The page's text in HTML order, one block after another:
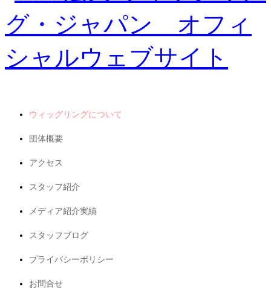
ウィッグリングについて
団体概要
アクセス
スタッフ紹介
メディア紹介実績
スタッフブログ
プライバシーポリシー
お問合せ